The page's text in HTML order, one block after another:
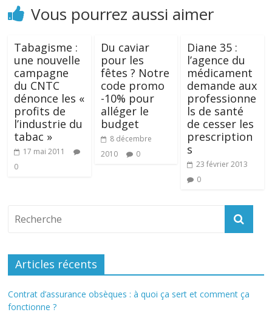
Vous pourrez aussi aimer
Tabagisme :
une nouvelle
campagne
du CNTC
dénonce les «
profits de
l’industrie du
tabac »
17 mai 2011
0
Du caviar
pour les
fêtes ? Notre
code promo
-10% pour
alléger le
budget
8 décembre
2010
0
Diane 35 :
l’agence du
médicament
demande aux
professionne
ls de santé
de cesser les
prescription
s
23 février 2013
0
Articles récents
Contrat d’assurance obsèques : à quoi ça sert et comment ça
fonctionne ?